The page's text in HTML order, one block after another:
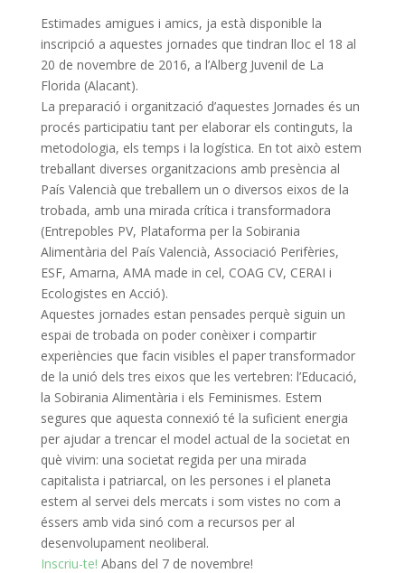
Estimades amigues i amics, ja està disponible la
inscripció a aquestes jornades que tindran lloc el 18 al
20 de novembre de 2016, a l’Alberg Juvenil de La
Florida (Alacant).
La preparació i organització d’aquestes Jornades és un
procés participatiu tant per elaborar els continguts, la
metodologia, els temps i la logística. En tot això estem
treballant diverses organitzacions amb presència al
País Valencià que treballem un o diversos eixos de la
trobada, amb una mirada crítica i transformadora
(Entrepobles PV, Plataforma per la Sobirania
Alimentària del País Valencià, Associació Perifèries,
ESF, Amarna, AMA made in cel, COAG CV, CERAI i
Ecologistes en Acció).
Aquestes jornades estan pensades perquè siguin un
espai de trobada on poder conèixer i compartir
experiències que facin visibles el paper transformador
de la unió dels tres eixos que les vertebren: l’Educació,
la Sobirania Alimentària i els Feminismes. Estem
segures que aquesta connexió té la suficient energia
per ajudar a trencar el model actual de la societat en
què vivim: una societat regida per una mirada
capitalista i patriarcal, on les persones i el planeta
estem al servei dels mercats i som vistes no com a
éssers amb vida sinó com a recursos per al
desenvolupament neoliberal.
Inscriu-te! Abans del 7 de novembre!